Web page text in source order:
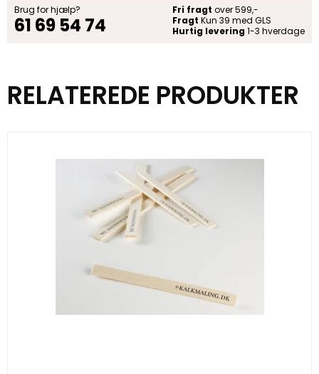
Brug for hjælp?
61 69 54 74
Fri fragt over 599,-
Fragt Kun 39 med GLS
Hurtig levering 1-3 hverdage
RELATEREDE PRODUKTER